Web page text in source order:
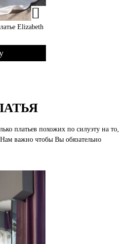
Elizabeth
платьев похожих по силуэту на то,
Нам важно чтобы Вы обязательно